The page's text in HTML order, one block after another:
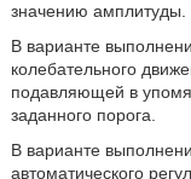
значению амплитуды.
В варианте
колебательного
подавляющей в
заданного порога.
В варианте
автоматического